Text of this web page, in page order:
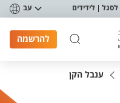
לסגל לידידים עב
להרשמה
ענבל הקן